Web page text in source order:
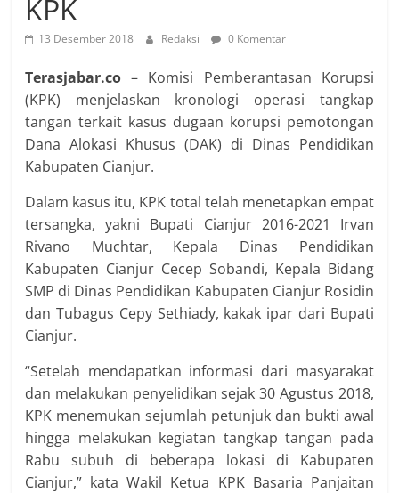
KPK
13 Desember 2018 Redaksi 0 Komentar
Terasjabar.co – Komisi Pemberantasan Korupsi
(KPK) menjelaskan kronologi operasi tangkap
tangan terkait kasus dugaan korupsi pemotongan
Dana Alokasi Khusus (DAK) di Dinas Pendidikan
Kabupaten Cianjur.
Dalam kasus itu, KPK total telah menetapkan empat
tersangka, yakni Bupati Cianjur 2016-2021 Irvan
Rivano Muchtar, Kepala Dinas Pendidikan
Kabupaten Cianjur Cecep Sobandi, Kepala Bidang
SMP di Dinas Pendidikan Kabupaten Cianjur Rosidin
dan Tubagus Cepy Sethiady, kakak ipar dari Bupati
Cianjur.
“Setelah mendapatkan informasi dari masyarakat
dan melakukan penyelidikan sejak 30 Agustus 2018,
KPK menemukan sejumlah petunjuk dan bukti awal
hingga melakukan kegiatan tangkap tangan pada
Rabu subuh di beberapa lokasi di Kabupaten
Cianjur,” kata Wakil Ketua KPK Basaria Panjaitan